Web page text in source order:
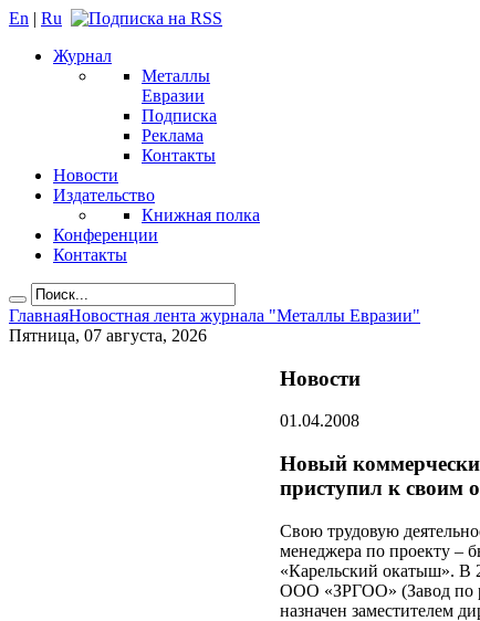
En | Ru
Журнал
Металлы
Евразии
Подписка
Реклама
Контакты
Новости
Издательство
Книжная полка
Конференции
Контакты
ГлавнаяНовостная лента журнала "Металлы Евразии"
Пятница, 07 августа, 2026
Новости
01.04.2008
Новый
приступил к своим
Свою трудовую
менеджера по проекту –
«Карельский окатыш». В
ООО «ЗРГОО» (Завод по
назначен заместителем